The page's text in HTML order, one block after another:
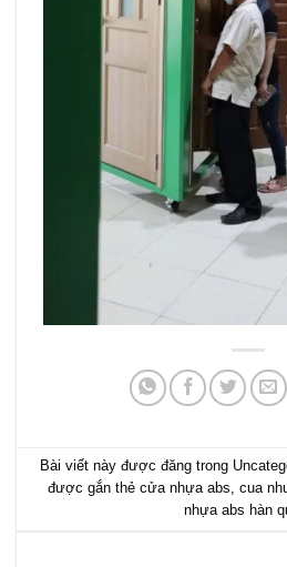
Bài viết này được đăng trong
được gắn thẻ cửa nhựa abs, cua
nhựa abs hàn